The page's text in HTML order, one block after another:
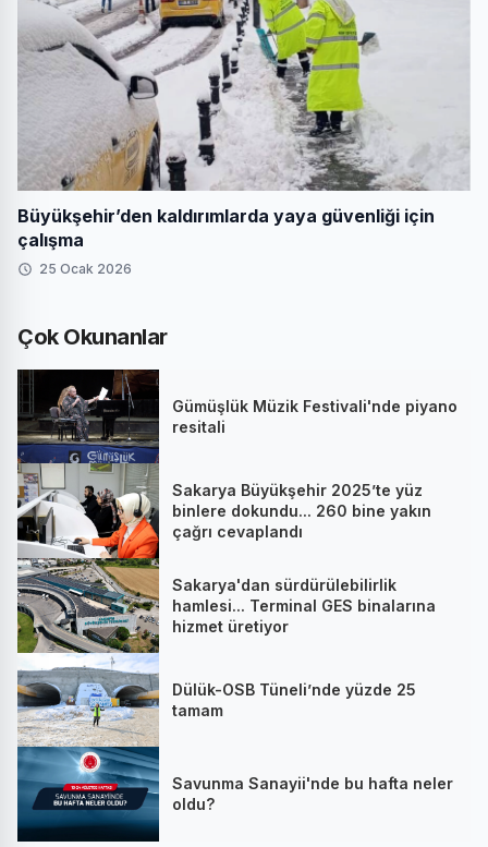
Büyükşehir’den kaldırımlarda yaya güvenliği için
çalışma
25 Ocak 2026
Çok Okunanlar
Gümüşlük Müzik Festivali'nde piyano
resitali
Sakarya Büyükşehir 2025’te yüz
binlere dokundu... 260 bine yakın
çağrı cevaplandı
Sakarya'dan sürdürülebilirlik
hamlesi... Terminal GES binalarına
hizmet üretiyor
Dülük-OSB Tüneli’nde yüzde 25
tamam
Savunma Sanayii'nde bu hafta neler
oldu?